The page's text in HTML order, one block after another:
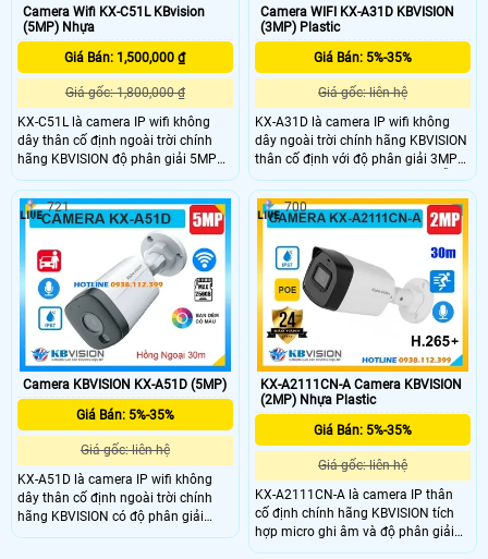
Camera Wifi KX-C51L KBvision
(5MP) Nhựa
Giá Bán: 1,500,000 ₫
Giá gốc: 1,800,000 ₫
KX-C51L là camera IP wifi không
dây thân cố định ngoài trời chính
hãng KBVISION độ phân giải 5MP
cho hình ảnh sắc nét. Camera tích
hợp hồng ngoại 30m, ánh sáng kép
full color, đàm thoại 2 chiều, khe
cắm thẻ nhớ 256GB, phát hiện người
và xe, hỗ trợ báo động thông minh.
Với chuẩn chống nước IP67, KX-
C51L là lựa chọn camera giá rẻ
nhưng đầy đủ tính năng cho nhu
cầu an ninh ngoài trời.
Camera WIFI KX-A31D KBVISION
(3MP) Plastic
Giá Bán: 5%-35%
Giá gốc: liên hệ
KX-A31D là camera IP wifi không
dây ngoài trời chính hãng KBVISION
thân cố định với độ phân giải 3MP
cho hình ảnh sắc nét. Camera hỗ trợ
hồng ngoại 30m, ánh sáng kép Full
Color, tích hợp mic ghi âm, khe cắm
thẻ nhớ đến 256GB, tích hợp công
nghệ phân biệt người và xe. Với
chuẩn chống nước IP67 giá rẻ
camera KX-A31D là lựa chọn lý
tưởng cho nhu cầu giám sát an ninh
ngoài trời.
Camera KBVISION KX-A51D (5MP)
Giá Bán: 5%-35%
Giá gốc: liên hệ
KX-A51D là camera IP wifi không
dây thân cố định ngoài trời chính
hãng KBVISION có độ phân giải
5MP cho hình ảnh sắc nét. Camera
721
KX-A2111CN-A Camera KBVISION
(2MP) Nhựa Plastic
Giá Bán: 5%-35%
Giá gốc: liên hệ
KX-A2111CN-A là camera IP thân
cố định chính hãng KBVISION tích
hợp micro ghi âm và độ phân giải
2MP cho hình ảnh rõ nét. Camera
700